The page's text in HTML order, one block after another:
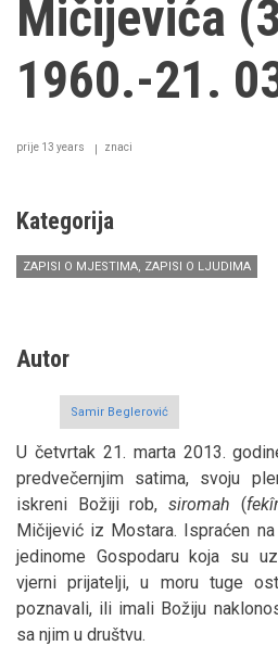
Mičijevića
1960.-21.
prije 13 years znaci
Kategorija
ZAPISI O MJESTIMA, ZAPISI O LJUDIMA
Autor
Samir Beglerović
U četvrtak 21. marta 2013.
predvečernjim satima, svoju
iskreni Božiji rob,siromah (fekîr
Mičijević iz Mostara. Ispraćen
jedinome Gospodaru koja su
vjerni prijatelji, u moru tuge
poznavali, ili imali Božiju
sa njim u društvu.